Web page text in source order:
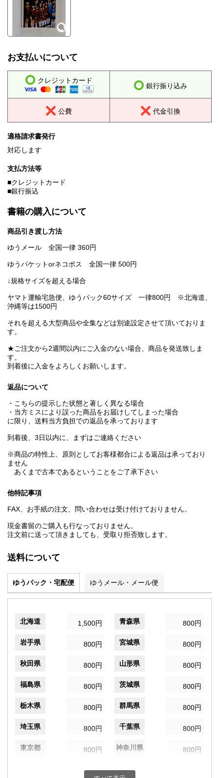
お支払いについて
クレジットカード
銀行振り込み
公費 代金引換
適格請求書発行
対応します
支払方法等
■クレジットカード
■銀行振込
書籍の購入について
商品引き渡し方法
ゆうメール 全国一律 360円
ゆうパケットorネコポス 全国一律 500円
↓規格サイズを超える場合
ヤマト運輸宅急便、ゆうパック60サイズ 一律800円 ※北海道、
沖縄等は1500円
それを超える大型商品や全集などは別途設定させて頂いておりま
す。
★ご注文から2週間以内にご入金のない場合、商品を発送致しま
す。
到着後に入金をよろしくお願いします。
返品について
・こちらの提示した状態と著しく異なる場合
・当方ミスにより誤った商品をお届けしてしまった場合
に限り、送料当方負担での返品を承っております
到着後、3日以内に、まずはご連絡ください
※商品の特性上、原則としてお客様都合による返品は承っており
ません
あくまで古本であるということをご了承下さい
他特記事項
FAX、お手紙の注文、問い合わせは受け付けておりません。
現金書留のご購入も行なっておりません。
注文前に送って頂きましても、受取り拒否致します。
送料について
ゆうパック・宅配便 ゆうメール・メール便
北海道 1,500円 青森県 800円
岩手県 800円 宮城県 800円
秋田県 800円 山形県 800円
福島県 800円 茨城県 800円
栃木県 800円 群馬県 800円
埼玉県 800円 千葉県 800円
東京都 800円 神奈川県 800円
800円 富山県